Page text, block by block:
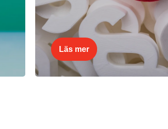
Läs mer